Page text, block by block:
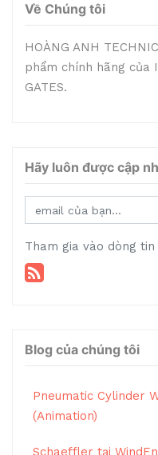
Về Chúng tôi
HOÀNG ANH
phẩm chính hãng của
GATES.
Hãy luôn được cập
Tham gia vào dòng
Blog của chúng tôi
Pneumatic Cylinder
(Animation)
Schaeffler tại